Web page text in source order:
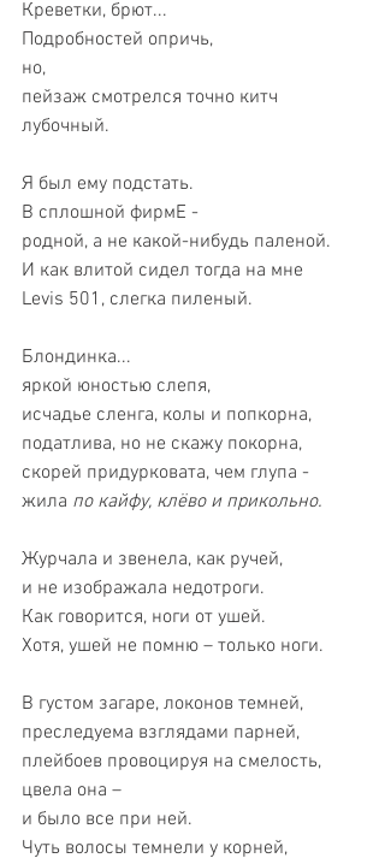
Креветки, брют...
Подробностей опричь,
но,
пейзаж смотрелся точно китч
лубочный.
Я был ему подстать.
В сплошной фирмЕ -
родной, а не какой-нибудь паленой.
И как влитой сидел тогда на мне
Levis 501, слегка пиленый.
Блондинка...
яркой юностью слепя,
исчадье сленга, колы и попкорна,
податлива, но не скажу покорна,
скорей придурковата, чем глупа -
жила по кайфу, клёво и прикольно.
Журчала и звенела, как ручей,
и не изображала недотроги.
Как говорится, ноги от ушей.
Хотя, ушей не помню – только ноги.
В густом загаре, локонов темней,
преследуема взглядами парней,
плейбоев провоцируя на смелость,
цвела она –
и было все при ней.
Чуть волосы темнели у корней,